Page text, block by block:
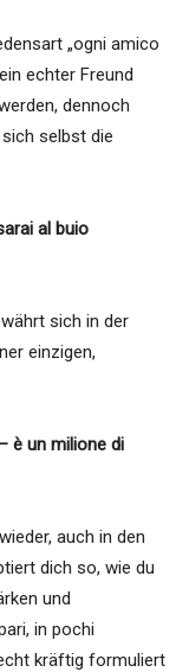
„ogni amico
echter Freund
dennoch
selbst die
al buio
sich in der
einzigen,
è un milione di
auch in den
dich so, wie du
und
in pochi
kräftig formuliert